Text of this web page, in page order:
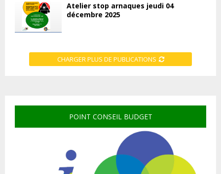
Atelier stop arnaques jeudi 04
décembre 2025
CHARGER PLUS DE PUBLICATIONS
POINT CONSEIL BUDGET